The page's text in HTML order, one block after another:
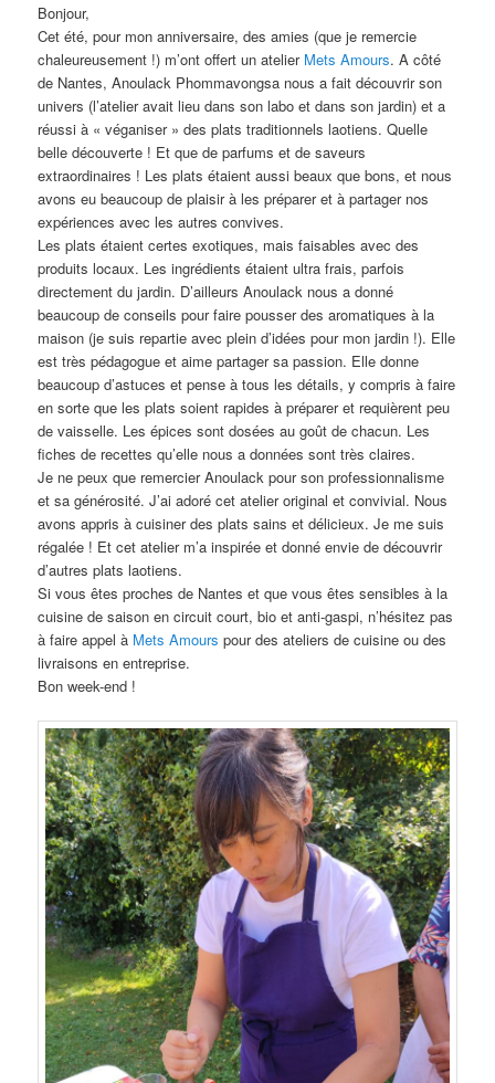
Bonjour,
Cet été, pour mon anniversaire, des amies (que je remercie
chaleureusement !) m’ont offert un atelier Mets Amours. A côté
de Nantes, Anoulack Phommavongsa nous a fait découvrir son
univers (l’atelier avait lieu dans son labo et dans son jardin) et a
réussi à « véganiser » des plats traditionnels laotiens. Quelle
belle découverte ! Et que de parfums et de saveurs
extraordinaires ! Les plats étaient aussi beaux que bons, et nous
avons eu beaucoup de plaisir à les préparer et à partager nos
expériences avec les autres convives.
Les plats étaient certes exotiques, mais faisables avec des
produits locaux. Les ingrédients étaient ultra frais, parfois
directement du jardin. D’ailleurs Anoulack nous a donné
beaucoup de conseils pour faire pousser des aromatiques à la
maison (je suis repartie avec plein d’idées pour mon jardin !). Elle
est très pédagogue et aime partager sa passion. Elle donne
beaucoup d’astuces et pense à tous les détails, y compris à faire
en sorte que les plats soient rapides à préparer et requièrent peu
de vaisselle. Les épices sont dosées au goût de chacun. Les
fiches de recettes qu’elle nous a données sont très claires.
Je ne peux que remercier Anoulack pour son professionnalisme
et sa générosité. J’ai adoré cet atelier original et convivial. Nous
avons appris à cuisiner des plats sains et délicieux. Je me suis
régalée ! Et cet atelier m’a inspirée et donné envie de découvrir
d’autres plats laotiens.
Si vous êtes proches de Nantes et que vous êtes sensibles à la
cuisine de saison en circuit court, bio et anti-gaspi, n’hésitez pas
à faire appel à Mets Amours pour des ateliers de cuisine ou des
livraisons en entreprise.
Bon week-end !